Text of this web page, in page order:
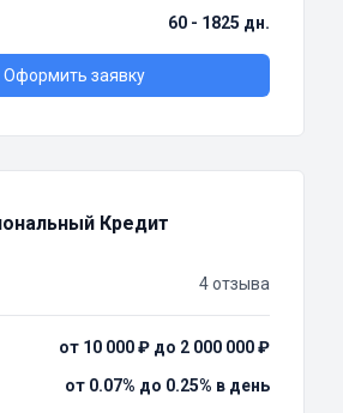
60 - 1825 дн.
Оформить заявку
Кредит
4 отзыва
от 10 000 ₽ до 2 000 000 ₽
от 0.07% до 0.25% в день